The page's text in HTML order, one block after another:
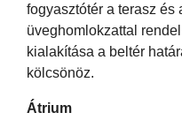
fogyasztótér a terasz
üveghomlokzattal
kialakítása a beltér
kölcsönöz.
Átrium